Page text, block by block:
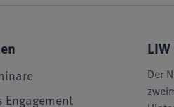
Der